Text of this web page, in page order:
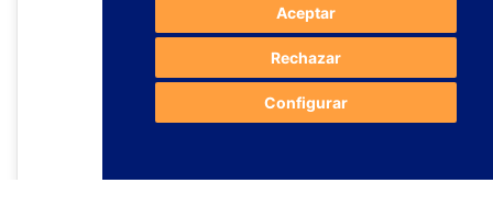
Aceptar
Rechazar
Configurar